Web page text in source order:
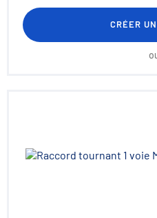
CRÉER